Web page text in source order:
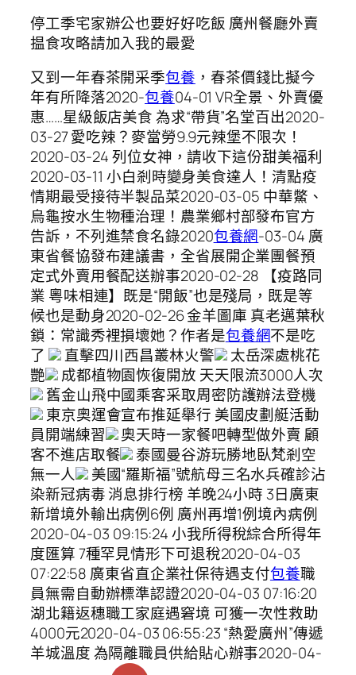
停工季宅家辦公也要好好吃飯 廣州餐廳外賣
揾食攻略請加入我的最愛
又到一年春茶開采季包養 ，春茶價錢比擬今
年有所降落2020-包養04-01 VR全景、外賣優
惠……星級飯店美食 為求“帶貨”名堂百出2020-
03-27 愛吃辣？麥當勞9.9元辣堡不限次！
2020-03-24 列位女神，請收下這份甜美福利
2020-03-11 小白剎時變身美食達人！清點疫
情期最受接待半製品菜2020-03-05 中華鱉、
烏龜按水生物種治理！農業鄉村部發布官方
告訴，不列進禁食名錄2020包養網-03-04 廣
東省餐協發布建議書，全省展開企業團餐預
定式外賣用餐配送辦事2020-02-28 【疫路同
業 粵味相連】既是“開飯”也是殘局，既是等
候也是動身2020-02-26 金羊圖庫 真老邁葉秋
鎖：常識秀裡損壞她？作者是包養網不是吃
了
直擊四川西昌叢林火警
太岳深處桃花
艷
成都植物園恢復開放 天天限流3000人次
舊金山飛中國乘客采取周密防護辦法登機
東京奧運會宣布推延舉行 美國皮劃艇活動
員開端練習
奧天時一家餐吧轉型做外賣 顧
客不進店取餐
泰國曼谷游玩勝地臥梵剎空
無一人
美國“羅斯福”號航母三名水兵確診沾
染新冠病毒 消息排行榜 羊晚24小時 3日廣東
新增境外輸出病例6例 廣州再增1例境內病例
2020-04-03 09:15:24 小我所得稅綜合所得年
度匯算 7種罕見情形下可退稅2020-04-03
07:22:58 廣東省直企業社保待遇支付包養職
員無需自動辦標準認證2020-04-03 07:16:20
湖北籍返穗職工家庭遇窘境 可獲一次性救助
4000元2020-04-03 06:55:23 “熱愛廣州”傳遞
羊城溫度 為隔離職員供給貼心辦事2020-04-